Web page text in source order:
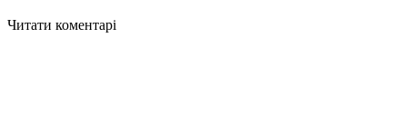
Читати коментарі